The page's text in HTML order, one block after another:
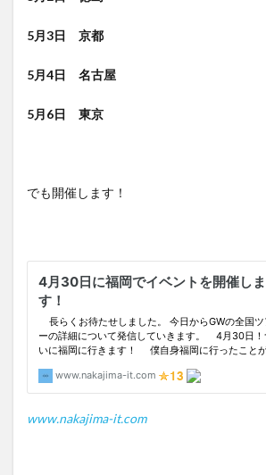
5月3日 京都
5月4日 名古屋
5月6日 東京
でも開催します！
www.nakajima-it.com